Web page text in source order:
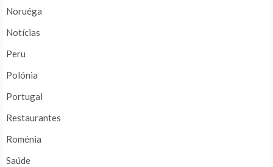
Noruéga
Notícias
Peru
Polónia
Portugal
Restaurantes
Roménia
Saúde